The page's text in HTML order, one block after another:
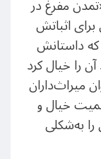
مفرغ در
اثباتش
که داستانش
را خیال کرد
میراث‌‌داران
اهمیت خیال و
به‌شکلی